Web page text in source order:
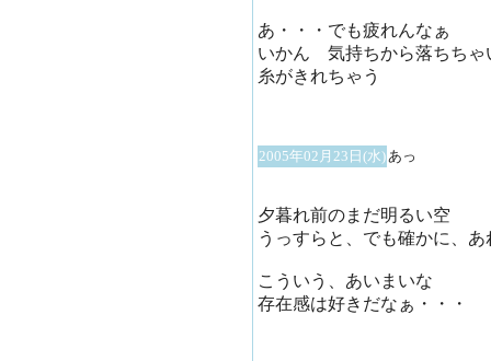
あ・・・でも疲れんなぁ
いかん 気持ちから落ちちゃ
糸がきれちゃう
2005年02月23日(水)あっ
夕暮れ前のまだ明るい空
うっすらと、でも確かに、
こういう、あいまいな
存在感は好きだなぁ・・・